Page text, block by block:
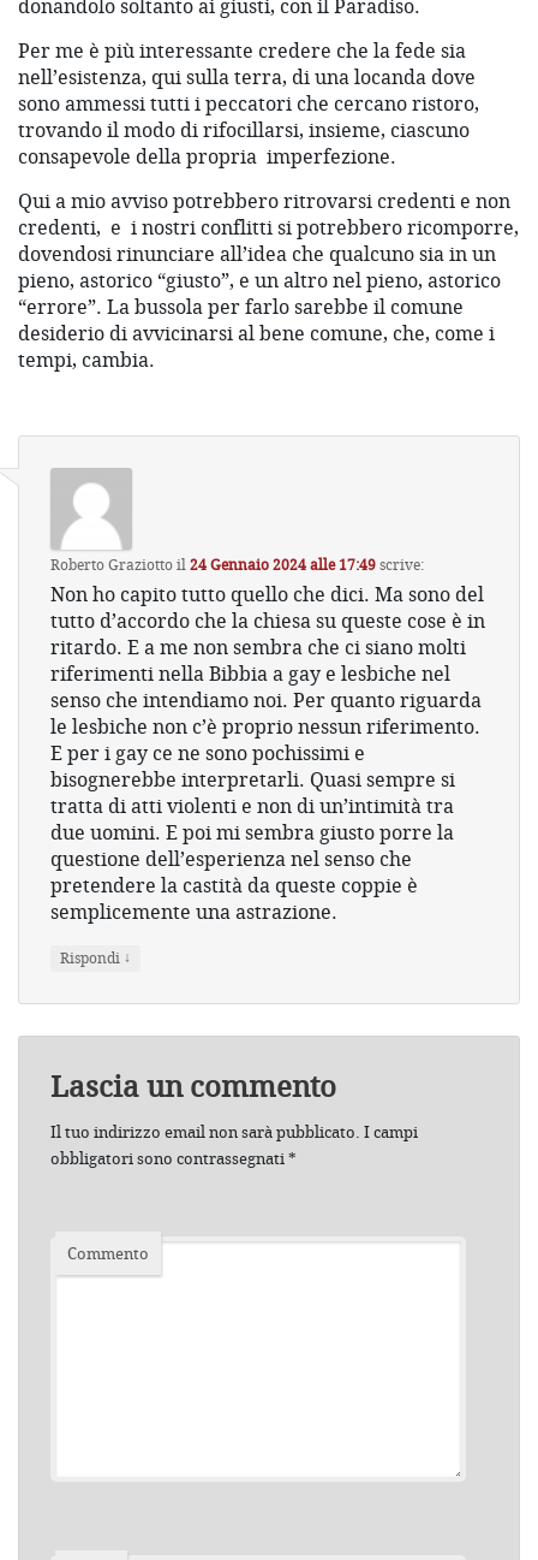
donandolo soltanto ai giusti, con il Paradiso.
Per me è più interessante credere che la fede sia
nell’esistenza, qui sulla terra, di una locanda dove
sono ammessi tutti i peccatori che cercano ristoro,
trovando il modo di rifocillarsi, insieme, ciascuno
consapevole della propria imperfezione.
Qui a mio avviso potrebbero ritrovarsi credenti e non
credenti, e i nostri conflitti si potrebbero ricomporre,
dovendosi rinunciare all’idea che qualcuno sia in un
pieno, astorico “giusto”, e un altro nel pieno, astorico
“errore”. La bussola per farlo sarebbe il comune
desiderio di avvicinarsi al bene comune, che, come i
tempi, cambia.
Roberto Graziottoil24 Gennaio 2024 alle 17:49scrive:
Non ho capito tutto quello che dici. Ma sono del
tutto d’accordo che la chiesa su queste cose è in
ritardo. E a me non sembra che ci siano molti
riferimenti nella Bibbia a gay e lesbiche nel
senso che intendiamo noi. Per quanto riguarda
le lesbiche non c’è proprio nessun riferimento.
E per i gay ce ne sono pochissimi e
bisognerebbe interpretarli. Quasi sempre si
tratta di atti violenti e non di un’intimità tra
due uomini. E poi mi sembra giusto porre la
questione dell’esperienza nel senso che
pretendere la castità da queste coppie è
semplicemente una astrazione.
Rispondi ↓
Lascia un commento
Il tuo indirizzo email non sarà pubblicato. I campi
obbligatori sono contrassegnati*
Commento